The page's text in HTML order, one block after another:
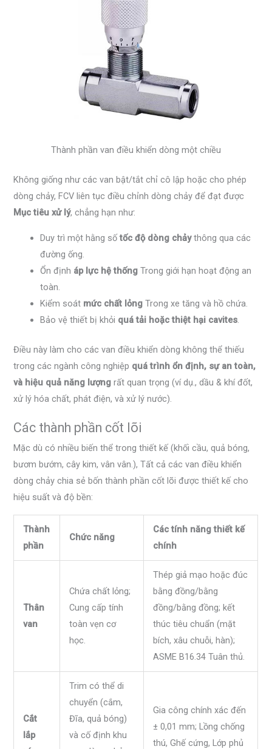
Thành phần van điều khiển dòng một chiều
Không giống như các van bật/tắt chỉ cô lập hoặc cho phép
dòng chảy, FCV liên tục điều chỉnh dòng chảy để đạt được
Mục tiêu xử lý, chẳng hạn như:
Duy trì một hằng sốtốc độ dòng chảythông qua các
đường ống.
Ổn định áp lực hệ thống Trong giới hạn hoạt động an
toàn.
Kiểm soát mức chất lỏng Trong xe tăng và hồ chứa.
Bảo vệ thiết bị khỏi quá tải hoặc thiệt hại cavites.
Điều này làm cho các van điều khiển dòng không thể thiếu
trong các ngành công nghiệp quá trình ổn định, sự an toàn,
và hiệu quả năng lượng rất quan trọng (ví dụ., dầu & khí đốt,
xử lý hóa chất, phát điện, và xử lý nước).
Các thành phần cốt lõi
Mặc dù có nhiều biến thể trong thiết kế (khối cầu, quả bóng,
bươm bướm, cây kim, vân vân.), Tất cả các van điều khiển
dòng chảy chia sẻ bốn thành phần cốt lõi được thiết kế cho
hiệu suất và độ bền:
Thành
phần
Chức năng
Các tính năng thiết kế
chính
Thân
van
Chứa chất lỏng;
Cung cấp tính
toàn vẹn cơ
học.
Thép giả mạo hoặc đúc
bằng đồng/bằng
đồng/bằng đồng; kết
thúc tiêu chuẩn (mặt
bích, xâu chuỗi, hàn);
ASME B16.34 Tuân thủ.
Cắt
lắp
Trim có thể di
chuyển (cắm,
Đĩa, quả bóng)
và cố định khu
Gia công chính xác đến
± 0,01 mm; Lồng chống
thú, Ghế cứng, Lớp phủ